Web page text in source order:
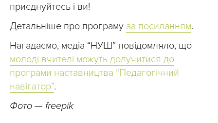
приєднуйтесь і ви!
Детальніше про програму за посиланням.
Нагадаємо, медіа “НУШ” повідомляло, що
молоді вчителі можуть долучитися до
програми наставництва “Педагогічний
навігатор”.
Фото — freepik